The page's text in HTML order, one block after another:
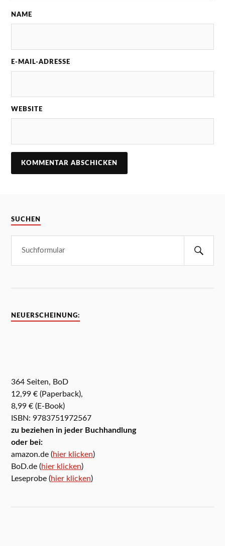
NAME
E-MAIL-ADRESSE
WEBSITE
SUCHEN
NEUERSCHEINUNG:
364 Seiten, BoD
12,99 € (Paperback),
8,99 € (E-Book)
ISBN: 9783751972567
zu beziehen in jeder Buchhandlung
oder bei:
amazon.de (hier klicken)
BoD.de (hier klicken)
Leseprobe (hier klicken)